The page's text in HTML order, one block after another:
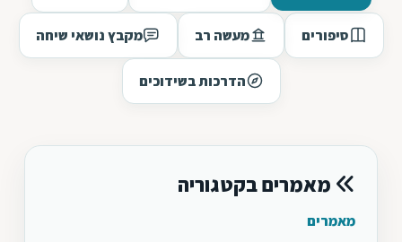
סיפורים מעשה רב מקבץ נושאי שיחה
הדרכות בשידוכים
מאמרים בקטגוריה
מאמרים